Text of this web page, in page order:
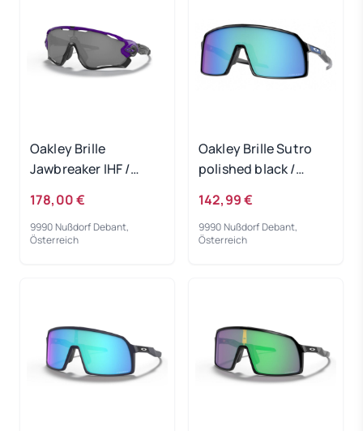
Oakley Brille
Jawbreaker IHF /
178,00 €
9990 Nußdorf Debant,
Österreich
Oakley Brille Sutro
polished black /
142,99 €
9990 Nußdorf Debant,
Österreich